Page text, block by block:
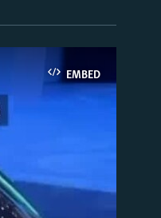
EMBED